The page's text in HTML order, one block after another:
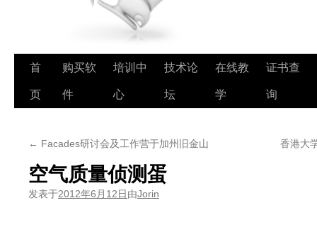
跳
至
首
页
购买软
件
培训中
心
技术论
坛
在线教
学
证书查
询
← Facades研讨会及工作营于加州旧金山 香港大
空气质量侦测蛋
发表于2012年6月12日由Jorin